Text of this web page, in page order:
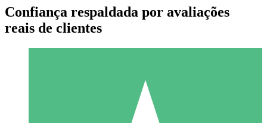
Pacotes de Créditos Individuais
Confiança respaldada por avaliações
reais de clientes